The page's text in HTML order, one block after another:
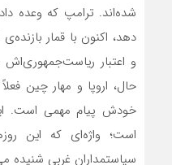
شده‌اند. ترامپ که وعده
دهد، اکنون با قمار
و اعتبار
حال، اروپا و مهار چین
خودش پیام مهمی است.
است؛ واژه‌ای که این
سیاستمداران غربی شنیده